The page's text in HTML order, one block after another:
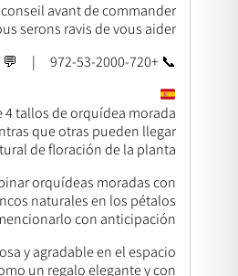
avant de commander ?
serons ravis de vous aider.
📞 +972-53-2000-720 | 💬 WhatsApp : +972-53-2000-730
tallos de orquídea morada 💜
que otras pueden llegar
de floración de la planta.
orquídeas moradas con
naturales en los pétalos.
con anticipación.
y agradable en el espacio.
un regalo elegante y con